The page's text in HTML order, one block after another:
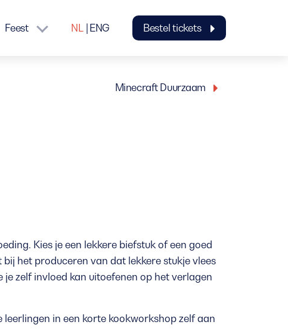
Feest NL ENG Bestel tickets
Minecraft Duurzaam
Kies je een lekkere biefstuk of een goed
het produceren van dat lekkere stukje vlees
zelf invloed kan uitoefenen op het verlagen
in een korte kookworkshop zelf aan